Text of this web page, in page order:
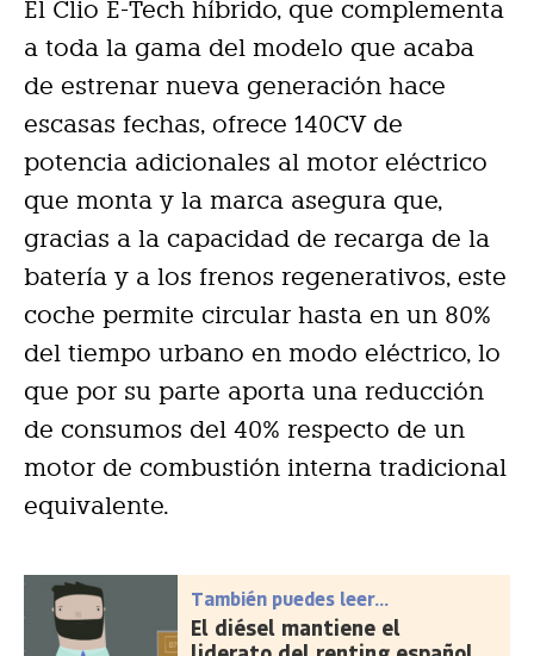
El Clio E-Tech híbrido, que complementa
a toda la gama del modelo que acaba
de estrenar nueva generación hace
escasas fechas, ofrece 140CV de
potencia adicionales al motor eléctrico
que monta y la marca asegura que,
gracias a la capacidad de recarga de la
batería y a los frenos regenerativos, este
coche permite circular hasta en un 80%
del tiempo urbano en modo eléctrico, lo
que por su parte aporta una reducción
de consumos del 40% respecto de un
motor de combustión interna tradicional
equivalente.
También puedes leer...
El diésel mantiene el